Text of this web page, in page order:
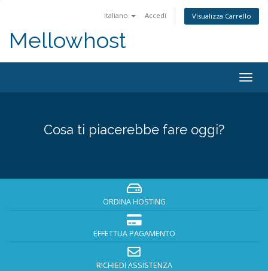
Italiano Accedi Visualizza Carrello
Mellowhost
Cosa ti piacerebbe fare oggi?
ORDINA HOSTING
EFFETTUA PAGAMENTO
RICHIEDI ASSISTENZA